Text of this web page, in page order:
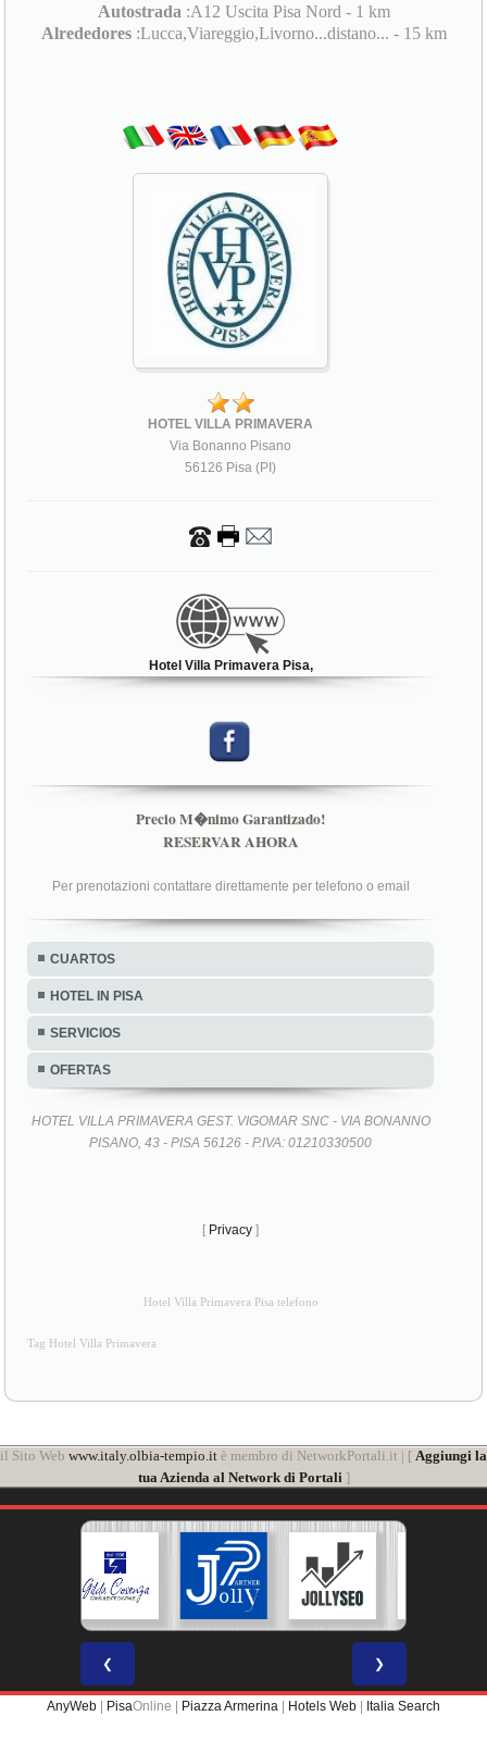
Autostrada :A12 Uscita Pisa Nord - 1 km
Alrededores:Lucca,Viareggio,Livorno...distano... - 15 km
HOTEL VILLA PRIMAVERA
Via Bonanno Pisano
56126 Pisa (PI)
Hotel Villa Primavera Pisa,
Precio M�nimo Garantizado!
RESERVAR AHORA
Per prenotazioni contattare direttamente per telefono o email
CUARTOS
HOTEL IN PISA
SERVICIOS
OFERTAS
HOTEL VILLA PRIMAVERA GEST. VIGOMAR SNC - VIA BONANNO
PISANO, 43 - PISA 56126 - P.IVA: 01210330500
[ Privacy ]
Hotel Villa Primavera Pisa telefono
Tag Hotel Villa Primavera
il Sito Web www.italy.olbia-tempio.it è membro di NetworkPortali.it | [ Aggiungi la
tua Azienda al Network di Portali ]
❮ ❯
AnyWeb | PisaOnline | Piazza Armerina | Hotels Web | Italia Search